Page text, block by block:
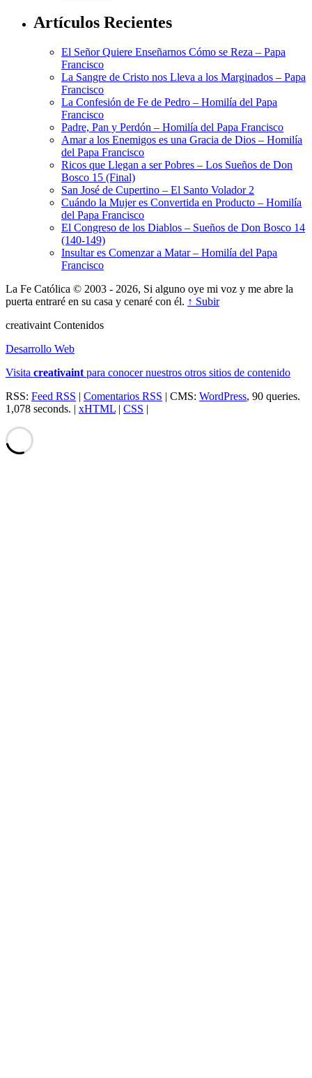
Artículos Recientes
El Señor Quiere Enseñarnos Cómo se Reza – Papa
Francisco
La Sangre de Cristo nos Lleva a los Marginados – Papa
Francisco
La Confesión de Fe de Pedro – Homilía del Papa
Francisco
Padre, Pan y Perdón – Homilía del Papa Francisco
Amar a los Enemigos es una Gracia de Dios – Homilía
del Papa Francisco
Ricos que Llegan a ser Pobres – Los Sueños de Don
Bosco 15 (Final)
San José de Cupertino – El Santo Volador 2
Cuándo la Mujer es Convertida en Producto – Homilía
del Papa Francisco
El Congreso de los Diablos – Sueños de Don Bosco 14
(140-149)
Insultar es Comenzar a Matar – Homilía del Papa
Francisco
La Fe Católica © 2003 - 2026, Si alguno oye mi voz y me abre la
puerta entraré en su casa y cenaré con él. ↑ Subir
creativaint Contenidos
Desarrollo Web
Visita creativaint para conocer nuestros otros sitios de contenido
RSS: Feed RSS | Comentarios RSS | CMS: WordPress, 90 queries.
1,078 seconds. | xHTML | CSS |